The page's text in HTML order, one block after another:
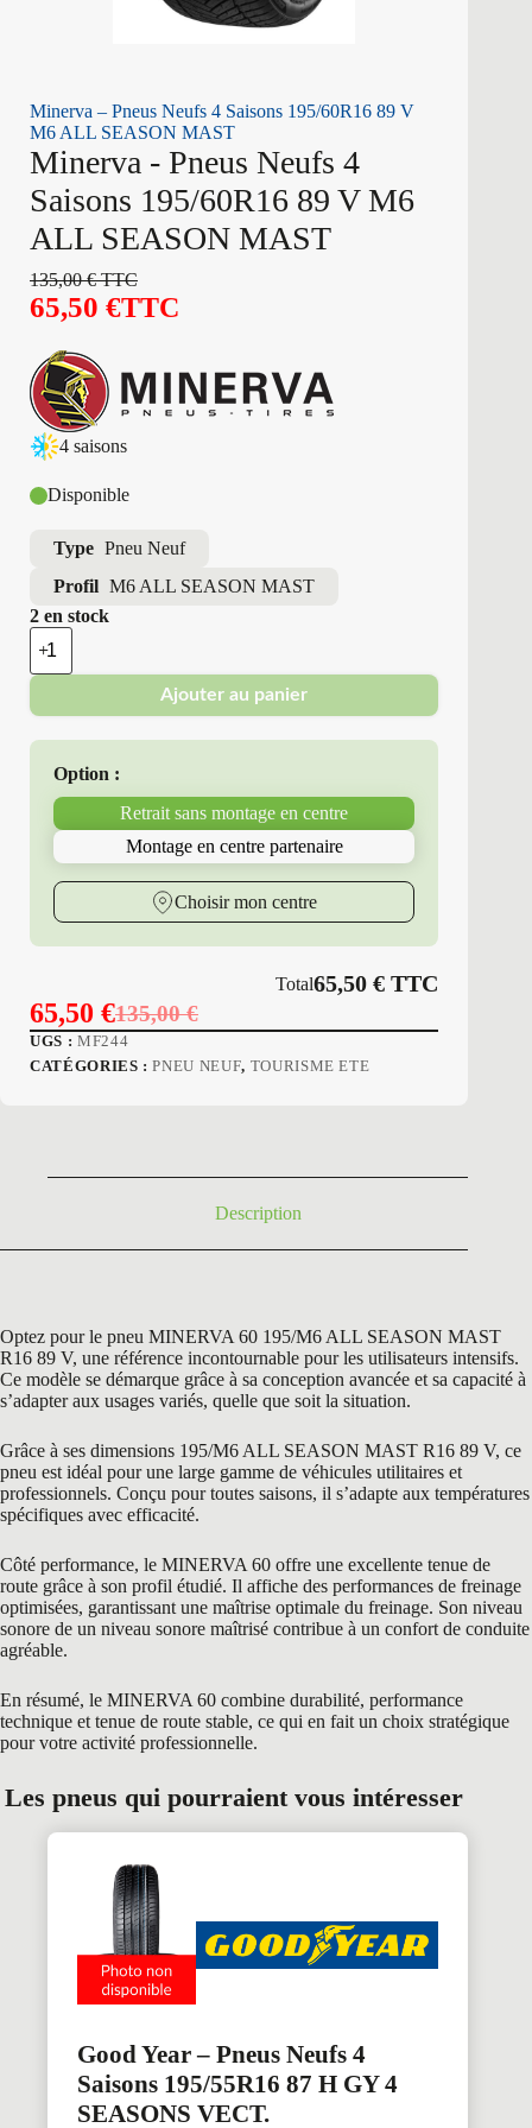
Minerva – Pneus Neufs 4 Saisons 195/60R16 89 V
M6 ALL SEASON MAST
Minerva - Pneus Neufs 4
Saisons 195/60R16 89 V M6
ALL SEASON MAST
135,00€TTC
65,50 €TTC
4 saisons
Disponible
Type Pneu Neuf
Profil M6 ALL SEASON MAST
2 en stock
quantité
de
Minerva
Pneus
Neufs
Saisons
195/60R16
ALL
MAST
Ajouter au panier
Option :
Retrait sans montage en centre
Montage en centre partenaire
Choisir mon centre
Total65,50€ TTC
135,00€
Le
prix
65,50 €Le
prix
UGS : MF244
CATÉGORIES :PNEU NEUF, TOURISME ETE
Description
Optez pour le pneu MINERVA 60 195/M6 ALL SEASON MAST
R16 89 V, une référence incontournable pour les utilisateurs intensifs.
Ce modèle se démarque grâce à sa conception avancée et sa capacité à
s’adapter aux usages variés, quelle que soit la situation.
Grâce à ses dimensions 195/M6 ALL SEASON MAST R16 89 V, ce
pneu est idéal pour une large gamme de véhicules utilitaires et
professionnels. Conçu pour toutes saisons, il s’adapte aux températures
spécifiques avec efficacité.
Côté performance, le MINERVA 60 offre une excellente tenue de
route grâce à son profil étudié. Il affiche des performances de freinage
optimisées, garantissant une maîtrise optimale du freinage. Son niveau
sonore de un niveau sonore maîtrisé contribue à un confort de conduite
agréable.
En résumé, le MINERVA 60 combine durabilité, performance
technique et tenue de route stable, ce qui en fait un choix stratégique
pour votre activité professionnelle.
Les pneus qui pourraient vous intéresser
Good Year – Pneus Neufs 4
Saisons 195/55R16 87 H GY 4
SEASONS VECT.